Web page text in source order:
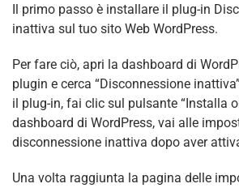
Il primo passo è installare il plug-in
inattiva sul tuo sito Web WordPress.
Per fare ciò, apri la dashboard di
plugin e cerca “Disconnessione
il plug-in, fai clic sul pulsante “Installa
dashboard di WordPress, vai alle
disconnessione inattiva dopo aver
Una volta raggiunta la pagina delle